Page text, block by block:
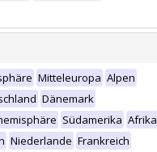
Mitteleuropa Alpen
Dänemark
Südamerika Afrika
Niederlande Frankreich